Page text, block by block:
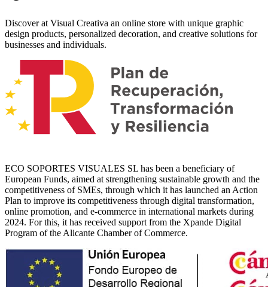
Discover at Visual Creativa an online store with unique graphic
design products, personalized decoration, and creative solutions for
businesses and individuals.
ECO SOPORTES VISUALES SL has been a beneficiary of
European Funds, aimed at strengthening sustainable growth and the
competitiveness of SMEs, through which it has launched an Action
Plan to improve its competitiveness through digital transformation,
online promotion, and e-commerce in international markets during
2024. For this, it has received support from the Xpande Digital
Program of the Alicante Chamber of Commerce.